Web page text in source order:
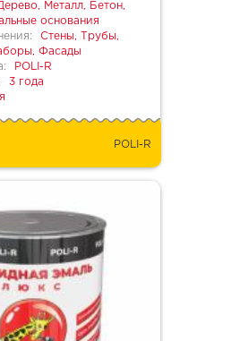
Металл, Бетон,
основания
Стены, Трубы,
Фасады
POLI-R
3 года
POLI-R